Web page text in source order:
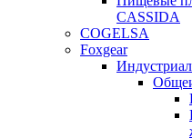
CASSIDA
COGELSA
Foxgear